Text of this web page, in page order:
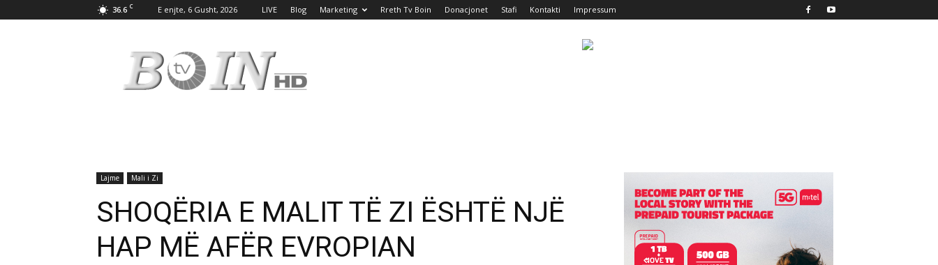
36.6 C E enjte, 6 Gusht, 2026 LIVE Blog Marketing Rreth Tv Boin Donacjonet Stafi Kontakti Impressum
Boin
Lajme Mali i Zi
SHOQËRIA E MALIT TË ZI ËSHTË NJË
HAP MË AFËR EVROPIAN